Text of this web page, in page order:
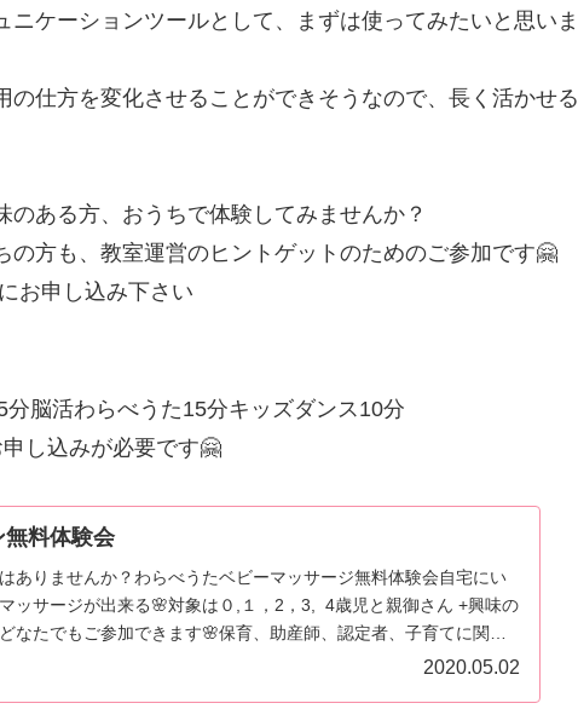
ケーションツールとして、まずは使ってみたいと思いま
の仕方を変化させることができそうなので、長く活かせる
のある方、おうちで体験してみませんか？
方も、教室運営のヒントゲットのためのご参加です🤗
お申し込み下さい
脳活わらべうた15分キッズダンス10分
し込みが必要です🤗
無料体験会
ありませんか？わらべうたベビーマッサージ無料体験会自宅にい
ッサージが出来る🌸対象は０,１，2，3, 4歳児と親御さん +興味の
なたでもご参加できます🌸保育、助産師、認定者、子育てに関係
2020.05.02